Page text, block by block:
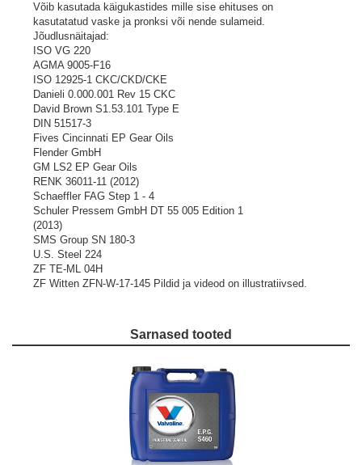
Võib kasutada käigukastides mille sise ehituses on
kasutatatud vaske ja pronksi või nende sulameid.
Jõudlusnäitajad:
ISO VG 220
AGMA 9005-F16
ISO 12925-1 CKC/CKD/CKE
Danieli 0.000.001 Rev 15 CKC
David Brown S1.53.101 Type E
DIN 51517-3
Fives Cincinnati EP Gear Oils
Flender GmbH
GM LS2 EP Gear Oils
RENK 36011-11 (2012)
Schaeffler FAG Step 1 - 4
Schuler Pressem GmbH DT 55 005 Edition 1
(2013)
SMS Group SN 180-3
U.S. Steel 224
ZF TE-ML 04H
ZF Witten ZFN-W-17-145 Pildid ja videod on illustratiivsed.
Sarnased tooted